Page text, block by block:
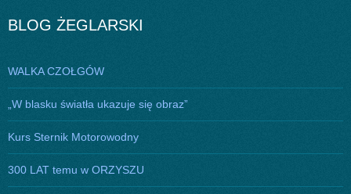
BLOG ŻEGLARSKI
WALKA CZOŁGÓW
„W blasku światła ukazuje się obraz”
Kurs Sternik Motorowodny
300 LAT temu w ORZYSZU